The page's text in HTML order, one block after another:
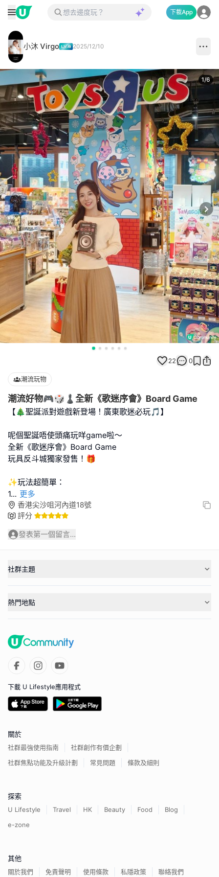
下載App
小沐 Virgo 2025/12/10
1/6
22 0
潮流玩物
潮流好物🎮🎲♟️全新《歌迷序會》Board Game
【🎄聖誕派對遊戲新登場！廣東歌迷必玩🎵】
呢個聖誕唔使頭痛玩咩game啦～
全新《歌迷序會》Board Game
玩具反斗城獨家發售！🎁
✨玩法超簡單：
1... 更多
香港尖沙咀河內道18號
評分
發表第一個留言...
社群主題
熱門地點
下載 U Lifestyle應用程式
關於
社群最強使用指南
社群創作有價企劃
社群焦點功能及升級計劃
常見問題 條款及細則
探索
U Lifestyle Travel HK Beauty Food
Blog
e-zone
其他
關於我們 免責聲明 使用條款 私隱政策 聯絡我們